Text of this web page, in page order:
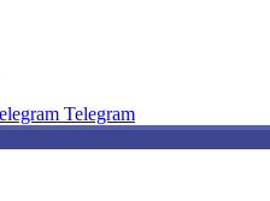
Telegram